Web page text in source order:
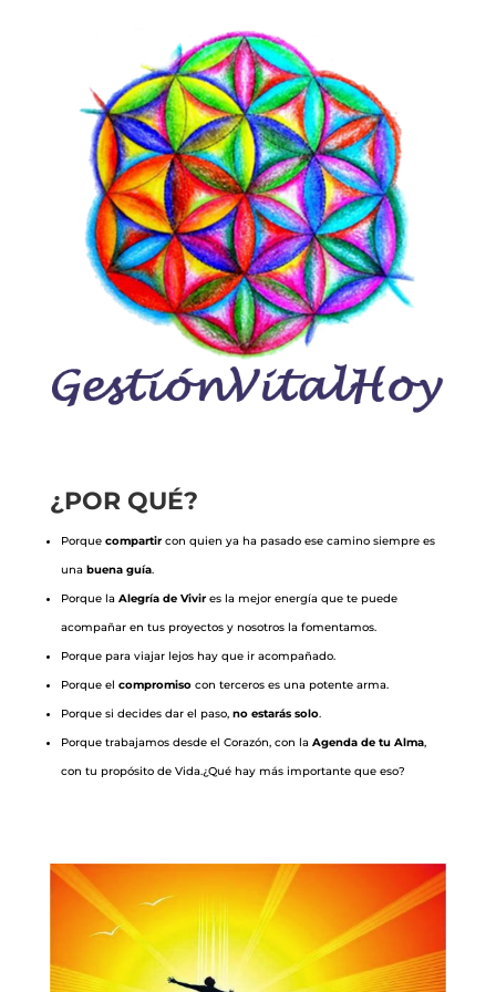
¿POR QUÉ?
Porque compartircon quien ya ha pasado ese camino siempre es
una buena guía.
Porque la Alegría de Vivires la mejor energía que te puede
acompañar en tus proyectos y nosotros la fomentamos.
Porque para viajar lejos hay que ir acompañado.
Porque el compromisocon terceros es una potente arma.
Porque si decides dar el paso,no estarás solo.
Porque trabajamos desde el Corazón, con la Agenda de tu Alma,
con tu propósito de Vida.¿Qué hay más importante que eso?